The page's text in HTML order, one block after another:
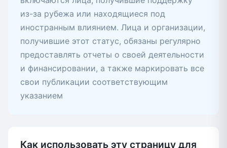
из-за рубежа или находящиеся под
иностранным влиянием. Лица и организации,
получившие этот статус, обязаны регулярно
предоставлять отчеты о своей деятельности
и финансировании, а также маркировать все
свои публикации соответствующим
указанием
Как использовать эту страницу для